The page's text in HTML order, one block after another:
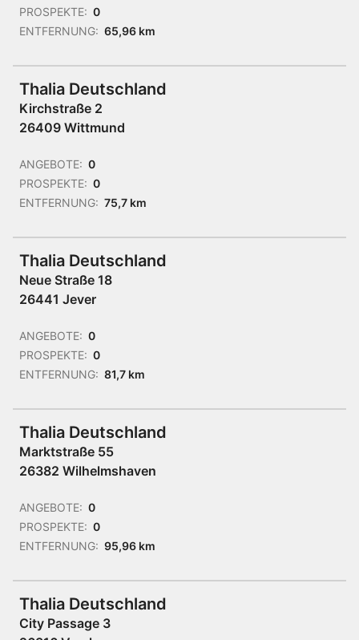
PROSPEKTE: 0
ENTFERNUNG: 65,96 km
Thalia Deutschland
Kirchstraße 2
26409 Wittmund
ANGEBOTE: 0
PROSPEKTE: 0
ENTFERNUNG: 75,7 km
Thalia Deutschland
Neue Straße 18
26441 Jever
ANGEBOTE: 0
PROSPEKTE: 0
ENTFERNUNG: 81,7 km
Thalia Deutschland
Marktstraße 55
26382 Wilhelmshaven
ANGEBOTE: 0
PROSPEKTE: 0
ENTFERNUNG: 95,96 km
Thalia Deutschland
City Passage 3